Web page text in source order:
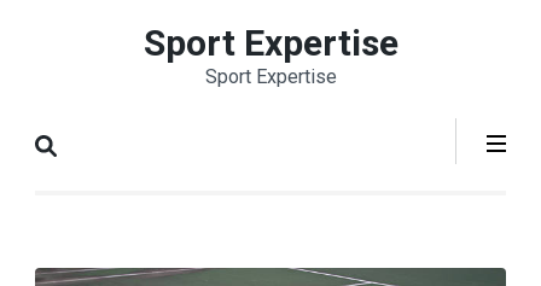
Entrée)
Sport Expertise
Sport Expertise